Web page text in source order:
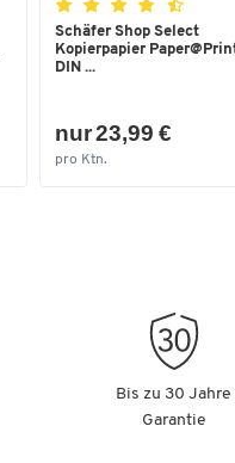
Schäfer Shop Select
Kopierpapier
DIN ...
nur 23,99 €
pro Ktn.
Bis zu 30 Jahre
Garantie